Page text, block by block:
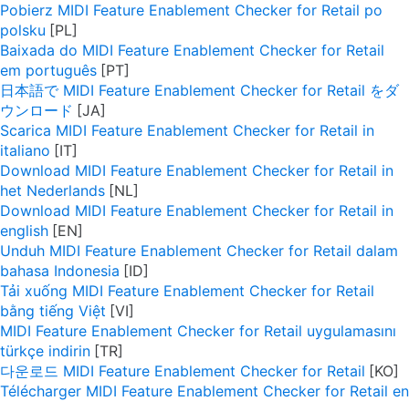
Pobierz MIDI Feature Enablement Checker for Retail po
polsku
Baixada do MIDI Feature Enablement Checker for Retail
em português
日本語で MIDI Feature Enablement Checker for Retail をダ
ウンロード
Scarica MIDI Feature Enablement Checker for Retail in
italiano
Download MIDI Feature Enablement Checker for Retail in
het Nederlands
Download MIDI Feature Enablement Checker for Retail in
english
Unduh MIDI Feature Enablement Checker for Retail dalam
bahasa Indonesia
Tải xuống MIDI Feature Enablement Checker for Retail
bằng tiếng Việt
MIDI Feature Enablement Checker for Retail uygulamasını
türkçe indirin
다운로드 MIDI Feature Enablement Checker for Retail
Télécharger MIDI Feature Enablement Checker for Retail en